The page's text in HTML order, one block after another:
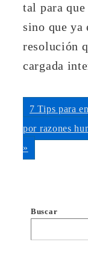
tal para que
sino que ya
resolución
cargada
7 Tips para
por razones
»
Buscar